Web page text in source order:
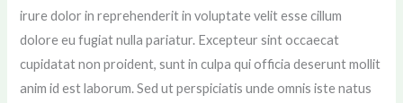
irure dolor in reprehenderit in voluptate velit esse cillum
dolore eu fugiat nulla pariatur. Excepteur sint occaecat
cupidatat non proident, sunt in culpa qui officia deserunt mollit
anim id est laborum. Sed ut perspiciatis unde omnis iste natus